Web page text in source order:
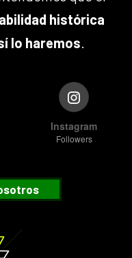
histórica
lo haremos.
Instagram
Followers